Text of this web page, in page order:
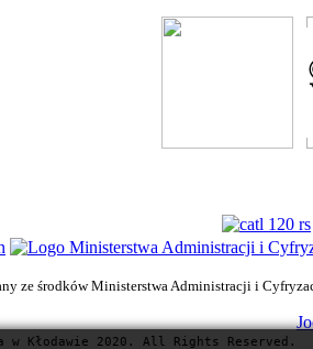
ze środków Ministerstwa Administracji i
Kłodawie 2020. All Rights Reserved.